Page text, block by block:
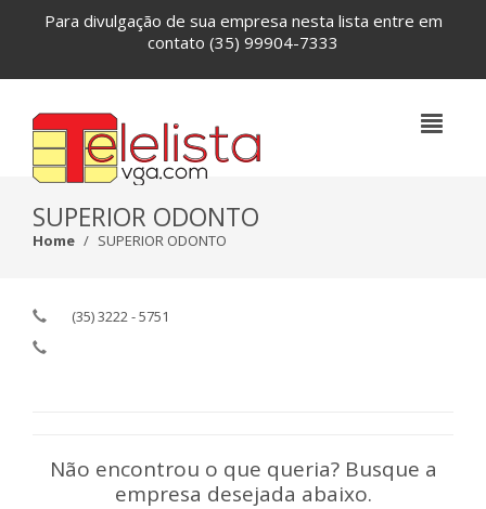
Para divulgação de sua empresa nesta lista entre em
contato (35) 99904-7333
SUPERIOR ODONTO
Home SUPERIOR ODONTO
(35) 3222 - 5751
Não encontrou o que queria? Busque a
empresa desejada abaixo.